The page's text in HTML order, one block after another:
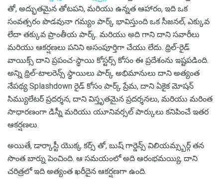
తో, అద్భుతమైన తోటపని, మరియు ఉన్నత ఆహారం, ఇది ఒక
సంవత్సరం పొడవునా గమ్యం పార్క్ భావిస్తుంది ఒక సీజనల్, ఎక్కువ
లేదా తక్కువ ప్రాంతీయ పార్క్. మరియు అది గాని దాని సవారీలు
మరియు ఆకర్షణలు పనిని అసంపూర్తిగా చేయు లేదు. థ్రిల్-రైడ్
వాయిక్స్ దాని ప్రపంచ-స్థాయి కోస్టర్స్ కోసం ఈ ప్రదేశంను ఇష్టపడింది.
అన్ని థ్రిల్-టాలరెన్స్ స్థాయిలు పార్క్ అభిమానులు దాని అత్యంత
నేపథ్య Splashdown రైడ్ కోసం పార్క్ ప్రేమ, దాని ఏకైక మోషన్
సిమ్యులేటర్ ప్రదర్శన, దాని విస్తృతమైన ప్రదర్శనలు, మరియు మరింత
సాధారణంగా డిస్నీ మరియు యూనివర్సల్ పార్కులు కనిపించే ఇతర
ఆకర్షణలు.
అయితే, డార్కాస్టీ యొక్క కర్స్ తో, బుష్ గార్డెన్స్ విలియమ్స్బర్గ్ తన
సొంత బార్ను పెంచింది. ఆ సమయంలో అది ఆరంభమయ్యి, దాని
చరిత్రలో ఇది అత్యంత ఖరీదైన ఆకర్షణగా ఉంది.